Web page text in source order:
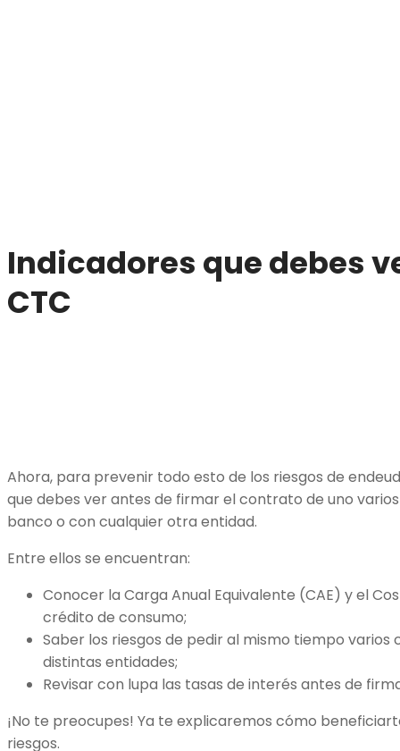
Indicadores que debes
CTC
Ahora, para prevenir todo esto de los riesgos de
que debes ver antes de firmar el contrato de uno
banco o con cualquier otra entidad.
Entre ellos se encuentran:
Conocer la Carga Anual Equivalente (CAE) y el
crédito de consumo;
Saber los riesgos de pedir al mismo tiempo varios
distintas entidades;
Revisar con lupa las tasas de interés antes de
¡No te preocupes! Ya te explicaremos cómo
riesgos.